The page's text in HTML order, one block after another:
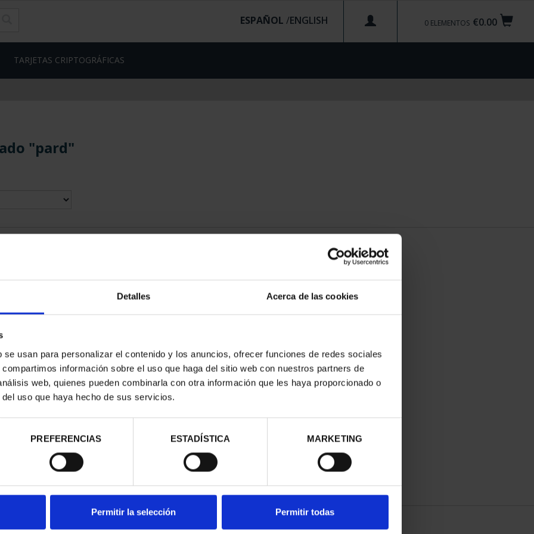
Detalles Acerca de las cookies
usan para personalizar el contenido y los anuncios, ofrecer funciones de redes sociales
información sobre el uso que haga del sitio web con nuestros partners de
web, quienes pueden combinarla con otra información que les haya proporcionado o
uso que haya hecho de sus servicios.
PREFERENCIAS ESTADÍSTICA MARKETING
Permitir la selección Permitir todas
€0.00
0 ELEMENTOS
ESPAÑOL /
TARJETAS CRIPTOGRÁFICAS
"pard"
II -
CIUDADES PATRIMONIO III -
TOLEDO